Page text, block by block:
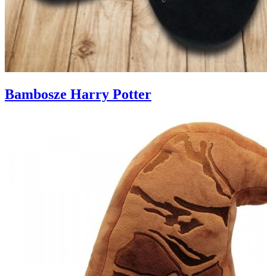
Bambosze Harry Potter